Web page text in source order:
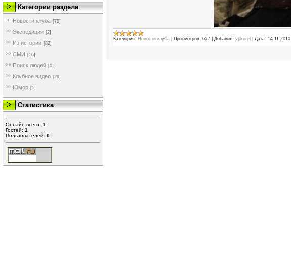
Категории раздела
Новости клуба [70]
Экспедиции [2]
Из истории [82]
СМИ [16]
Поиск людей [0]
Клубное видео [29]
Юмор [1]
Статистика
Онлайн всего: 1
Гостей: 1
Пользователей: 0
Категория: Новости клуба Просмотров: 657 Добавил: vpkorel Дата: 14.11.2010